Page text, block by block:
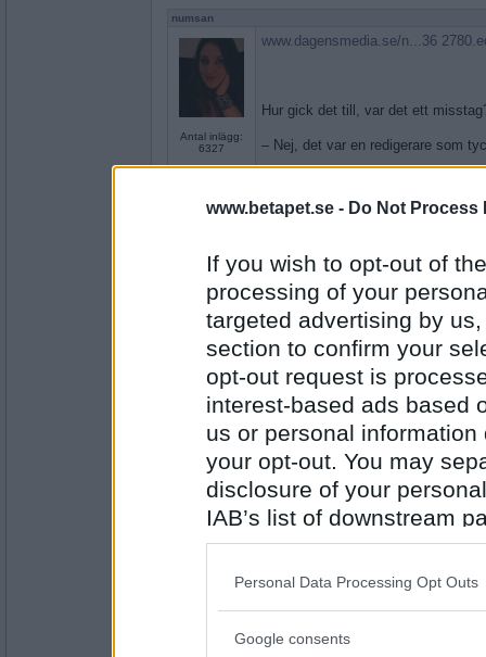
www.betapet.se - Do Not Process
If you wish to opt-out of
processing of your
targeted advertising by
section to confirm your
opt-out request is
interest-based ads based
us or personal
your opt-out. You may
disclosure of your
IAB’s list of downstream
also be disclosed by us
Downstream Participants
Please note that this
Personal Data Processing Opt Outs
Google consents
numsan
Antal inlägg:
6327
www.dagensmedia.se/n...36
Hur gick det till, var det ett
– Nej, det var en redigerare som
– Nej, det tyckte jag inte.
numsan
Antal inlägg:
6327
Kanske ska lägga till att JAG
Shylster
Antal inlägg: 943
jag tyckte det var roligt!
Jättekul, ju! Nästan lika roligt som